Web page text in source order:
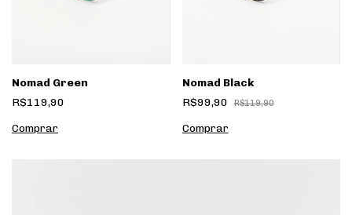
Nomad Green
R$119,90
Nomad Black
R$99,90
R$119,90